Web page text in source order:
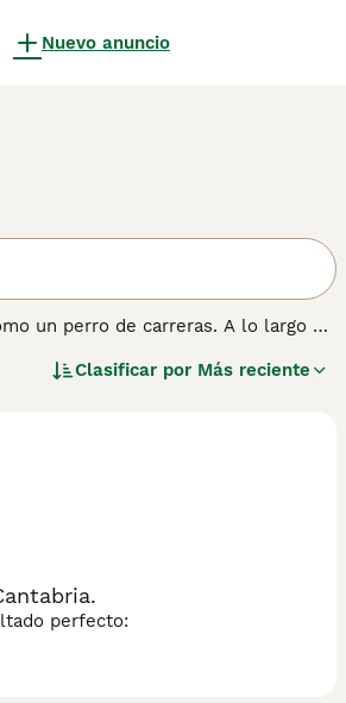
Nuevo anuncio
un perro de carreras. A lo largo de
rápido, y hay registros que indican
Clasificar por Más reciente
perfecto: